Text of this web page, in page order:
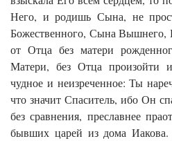
Него, и родишь Сына, не
Божественного, Сына Вышнего,
от Отца без матери
Матери, без Отца произойти
чудное и неизреченное: Ты
что значит Спаситель, ибо Он
без сравнения, преславнее
бывших царей из дома